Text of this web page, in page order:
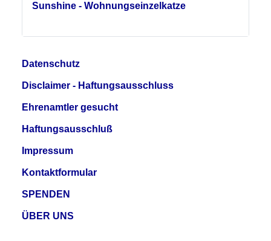
Sunshine - Wohnungseinzelkatze
Datenschutz
Disclaimer - Haftungsausschluss
Ehrenamtler gesucht
Haftungsausschluß
Impressum
Kontaktformular
SPENDEN
ÜBER UNS